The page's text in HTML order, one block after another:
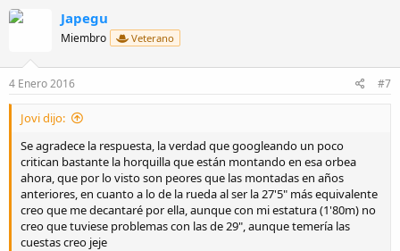
n
s
Japegu
Miembro Veterano
4 Enero 2016 #7
Jovi dijo:
Se agradece la respuesta, la verdad que googleando un poco
critican bastante la horquilla que están montando en esa orbea
ahora, que por lo visto son peores que las montadas en años
anteriores, en cuanto a lo de la rueda al ser la 27'5" más equivalente
creo que me decantaré por ella, aunque con mi estatura (1'80m) no
creo que tuviese problemas con las de 29", aunque temería las
cuestas creo jeje